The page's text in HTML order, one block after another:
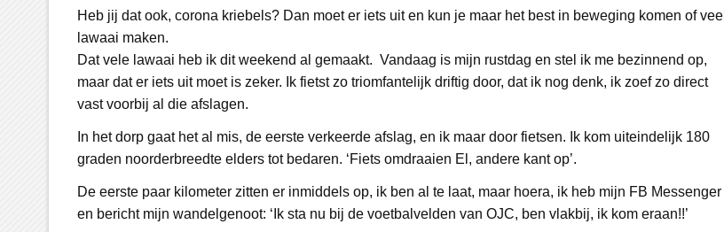
Heb jij dat ook, corona kriebels? Dan moet er iets uit en kun je maar het best in beweging komen of veel
lawaai maken.
Dat vele lawaai heb ik dit weekend al gemaakt. Vandaag is mijn rustdag en stel ik me bezinnend op,
maar dat er iets uit moet is zeker. Ik fietst zo triomfantelijk driftig door, dat ik nog denk, ik zoef zo direct
vast voorbij al die afslagen.
In het dorp gaat het al mis, de eerste verkeerde afslag, en ik maar door fietsen. Ik kom uiteindelijk 180
graden noorderbreedte elders tot bedaren. ‘Fiets omdraaien El, andere kant op’.
De eerste paar kilometer zitten er inmiddels op, ik ben al te laat, maar hoera, ik heb mijn FB Messenger
en bericht mijn wandelgenoot: ‘Ik sta nu bij de voetbalvelden van OJC, ben vlakbij, ik kom eraan!!’